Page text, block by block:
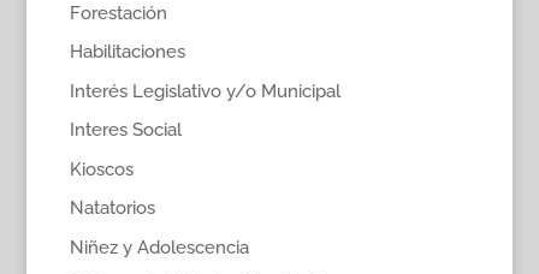
Forestación
Habilitaciones
Interés Legislativo y/o Municipal
Interes Social
Kioscos
Natatorios
Niñez y Adolescencia